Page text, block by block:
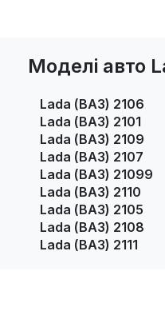
Моделі авто
Lada (ВАЗ) 2106
Lada (ВАЗ) 2101
Lada (ВАЗ) 2109
Lada (ВАЗ) 2107
Lada (ВАЗ) 21099
Lada (ВАЗ) 2110
Lada (ВАЗ) 2105
Lada (ВАЗ) 2108
Lada (ВАЗ) 2111